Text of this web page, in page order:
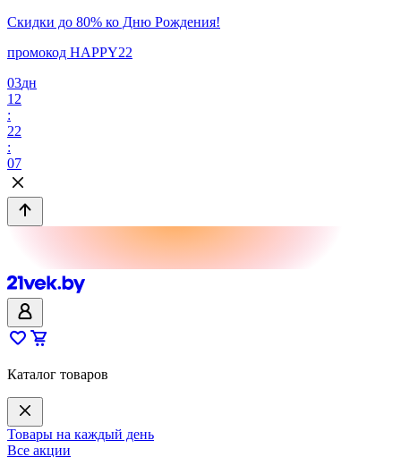
Скидки до 80% ко Дню Рождения!
промокод HAPPY22
03дн
12
:
22
:
07
Каталог товаров
Товары на каждый день
Все акции